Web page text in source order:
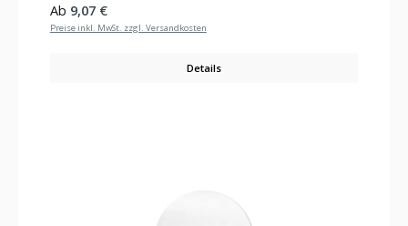
Regulärer Preis:
Ab 9,07 €
Preise inkl. MwSt. zzgl. Versandkosten
Details